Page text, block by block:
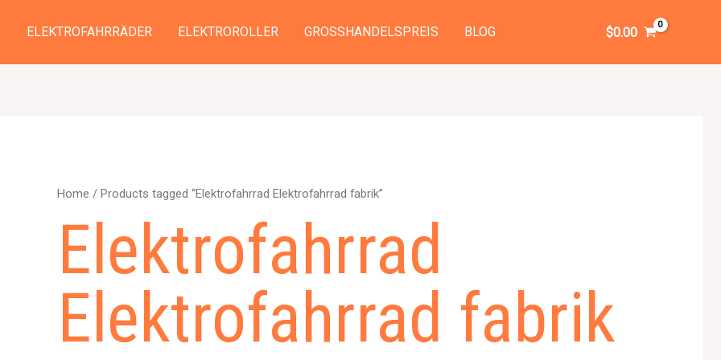
ELEKTROFAHRRÄDER ELEKTROROLLER GROSSHANDELSPREIS BLOG $0.00
Home / Products tagged “Elektrofahrrad Elektrofahrrad fabrik”
Elektrofahrrad
Elektrofahrrad fabrik